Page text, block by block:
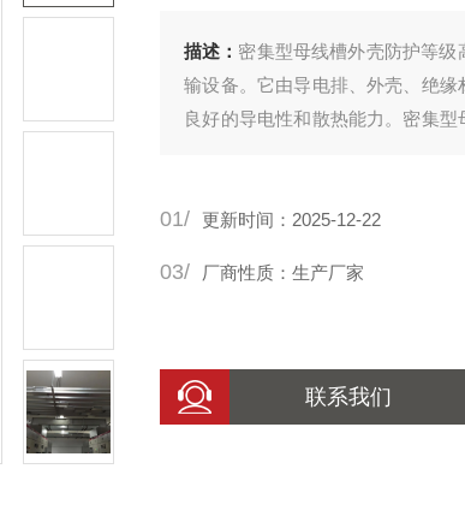
描述： 密集型母线槽外壳防护等
输设备。它由导电排、外壳、绝
良好的导电性和散热能力。密集
01/ 更新时间：2025-12-22
03/ 厂商性质：生产厂家
联系我们